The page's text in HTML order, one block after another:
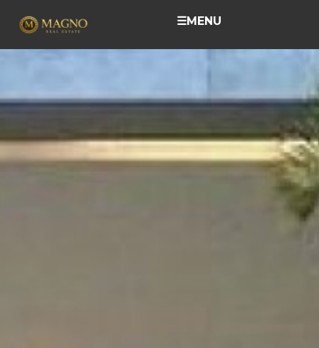
☰MENU